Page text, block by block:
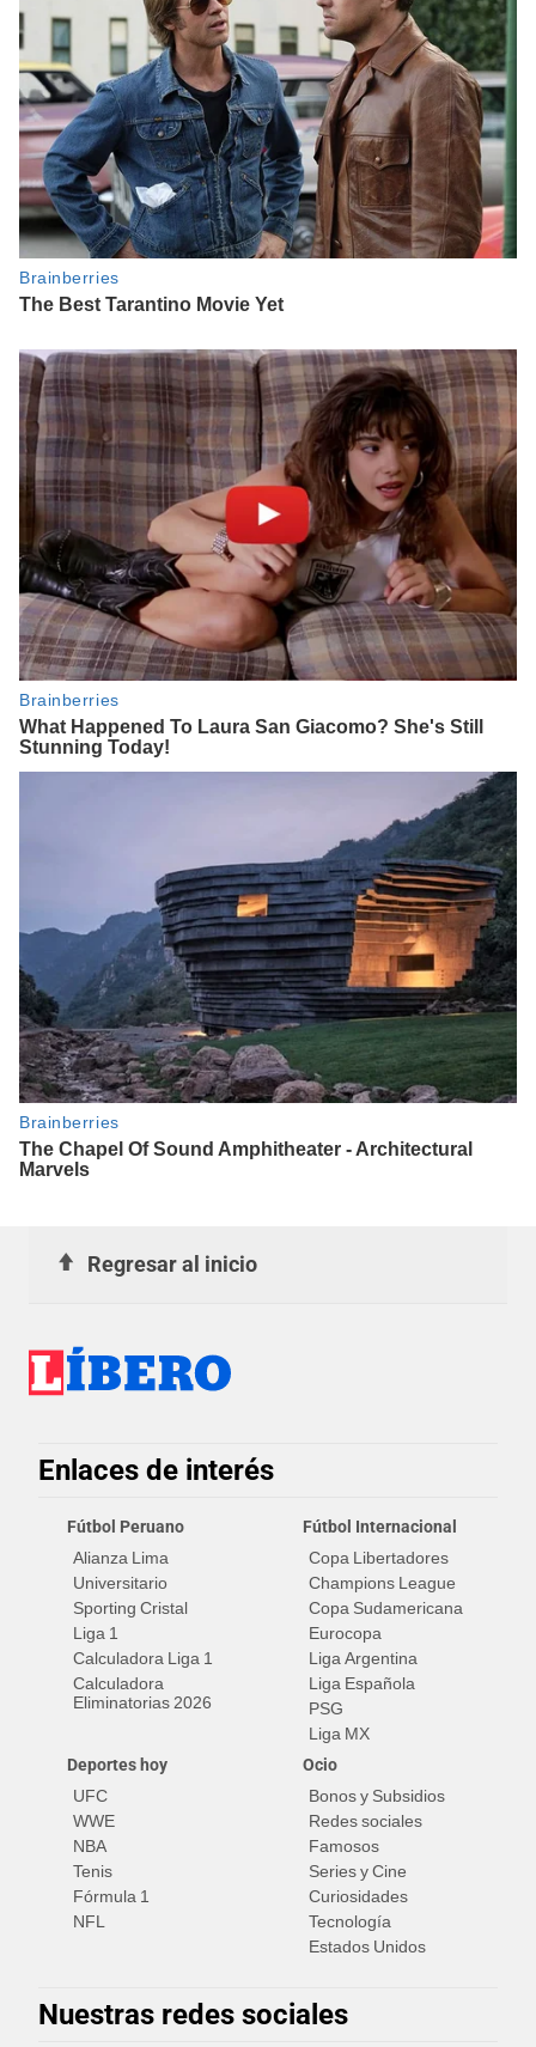
Regresar al inicio
Enlaces de interés
Fútbol Peruano
Alianza Lima
Universitario
Sporting Cristal
Liga 1
Calculadora Liga 1
Calculadora
Eliminatorias 2026
Fútbol Internacional
Copa Libertadores
Champions League
Copa Sudamericana
Eurocopa
Liga Argentina
Liga Española
PSG
Liga MX
Deportes hoy
UFC
WWE
NBA
Tenis
Fórmula 1
NFL
Ocio
Bonos y Subsidios
Redes sociales
Famosos
Series y Cine
Curiosidades
Tecnología
Estados Unidos
Nuestras redes sociales